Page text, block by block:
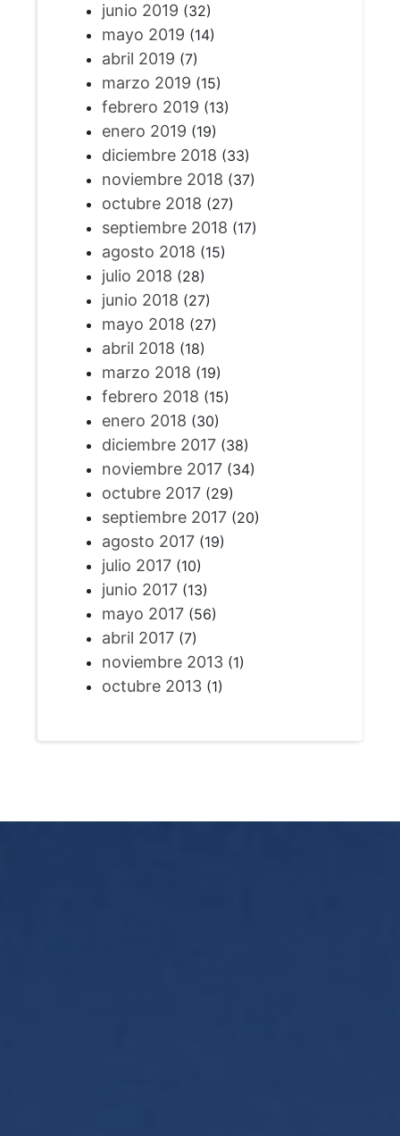
junio 2019 (32)
mayo 2019 (14)
abril 2019 (7)
marzo 2019 (15)
febrero 2019 (13)
enero 2019 (19)
diciembre 2018 (33)
noviembre 2018 (37)
octubre 2018 (27)
septiembre 2018 (17)
agosto 2018 (15)
julio 2018 (28)
junio 2018 (27)
mayo 2018 (27)
abril 2018 (18)
marzo 2018 (19)
febrero 2018 (15)
enero 2018 (30)
diciembre 2017(38)
noviembre 2017(34)
octubre 2017(29)
septiembre 2017(20)
agosto 2017(19)
julio 2017(10)
junio 2017(13)
mayo 2017(56)
abril 2017(7)
noviembre 2013(1)
octubre 2013(1)